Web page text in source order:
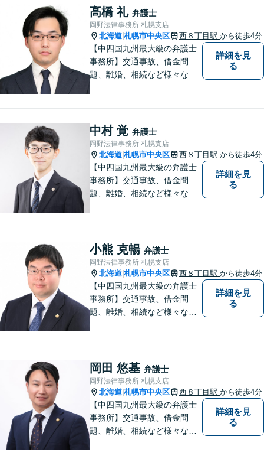
高橋 礼 弁護士
岡野法律事務所 札幌支店
北海道 札幌市中央区 西８丁目駅 から徒歩4分
【中四国九州最大級の弁護士
事務所】交通事故、借金問
題、離婚、相続など様々な問
い！
詳細を見
る
中村 覚 弁護士
岡野法律事務所 札幌支店
北海道 札幌市中央区 西８丁目駅 から徒歩4分
【中四国九州最大級の弁護士
事務所】交通事故、借金問
題、離婚、相続など様々な問
い！
詳細を見
る
小熊 克暢 弁護士
岡野法律事務所 札幌支店
北海道 札幌市中央区 西８丁目駅 から徒歩4分
【中四国九州最大級の弁護士
事務所】交通事故、借金問
題、離婚、相続など様々な問
い！
詳細を見
る
岡田 悠基 弁護士
岡野法律事務所 札幌支店
北海道 札幌市中央区 西８丁目駅 から徒歩4分
【中四国九州最大級の弁護士
事務所】交通事故、借金問
題、離婚、相続など様々な問
詳細を見
る